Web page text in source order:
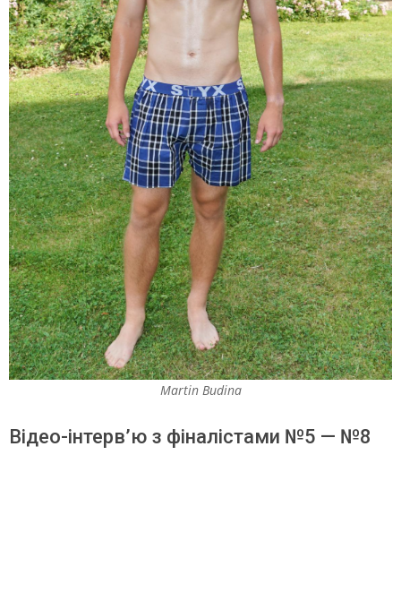
Martin Budina
Відео-інтерв’ю з фіналістами №5 — №8